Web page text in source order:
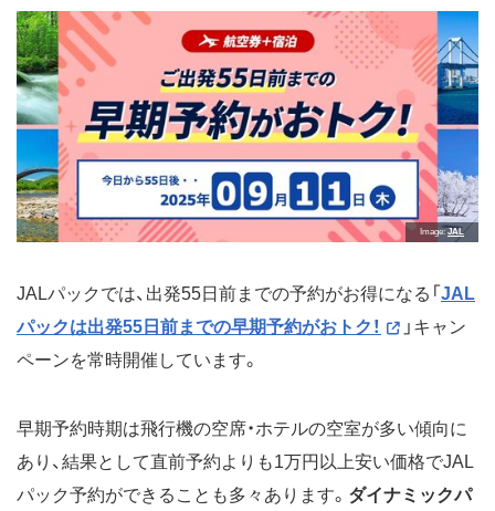
Image JAL
JALパックでは、出発55日前までの予約がお得になる「 JAL
パックは出発55日前までの早期予約がおトク！
」キャン
ペーンを常時開催しています。
早期予約時期は飛行機の空席・ホテルの空室が多い傾向に
あり、結果として直前予約よりも1万円以上安い価格でJAL
パック予約ができることも多々あります。 ダイナミックパ